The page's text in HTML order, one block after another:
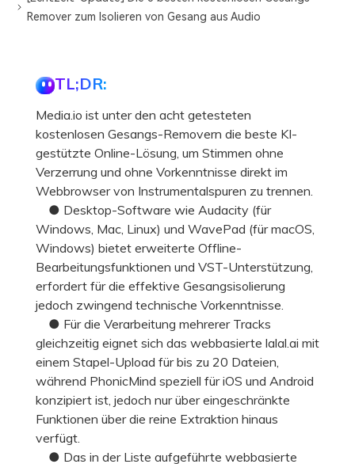
Remover zum Isolieren von Gesang aus Audio
TL;DR:
Media.io ist unter den acht getesteten
kostenlosen Gesangs-Removern die beste KI-
gestützte Online-Lösung, um Stimmen ohne
Verzerrung und ohne Vorkenntnisse direkt im
Webbrowser von Instrumentalspuren zu trennen.
● Desktop-Software wie Audacity (für
Windows, Mac, Linux) und WavePad (für macOS,
Windows) bietet erweiterte Offline-
Bearbeitungsfunktionen und VST-Unterstützung,
erfordert für die effektive Gesangsisolierung
jedoch zwingend technische Vorkenntnisse.
● Für die Verarbeitung mehrerer Tracks
gleichzeitig eignet sich das webbasierte lalal.ai mit
einem Stapel-Upload für bis zu 20 Dateien,
während PhonicMind speziell für iOS und Android
konzipiert ist, jedoch nur über eingeschränkte
Funktionen über die reine Extraktion hinaus
verfügt.
● Das in der Liste aufgeführte webbasierte